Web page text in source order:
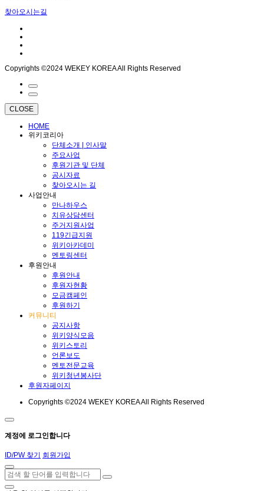
찾아오시는길
Copyrights ©2024 WEKEY KOREA All Rights Reserved
CLOSE
HOME
위키코리아
단체소개 | 인사말
주요사업
후원기관 및 단체
공시자료
찾아오시는 길
사업안내
만나하우스
치유상담센터
주거지원사업
119긴급지원
위키아카데미
멘토링센터
후원안내
후원안내
후원자현황
모금캠페인
후원하기
커뮤니티
공지사항
위키양식모음
위키스토리
언론보도
멘토전문교육
위키청년봉사단
후원자페이지
Copyrights ©2024 WEKEY KOREA All Rights Reserved
계정에 로그인합니다
ID/PW 찾기 회원가입